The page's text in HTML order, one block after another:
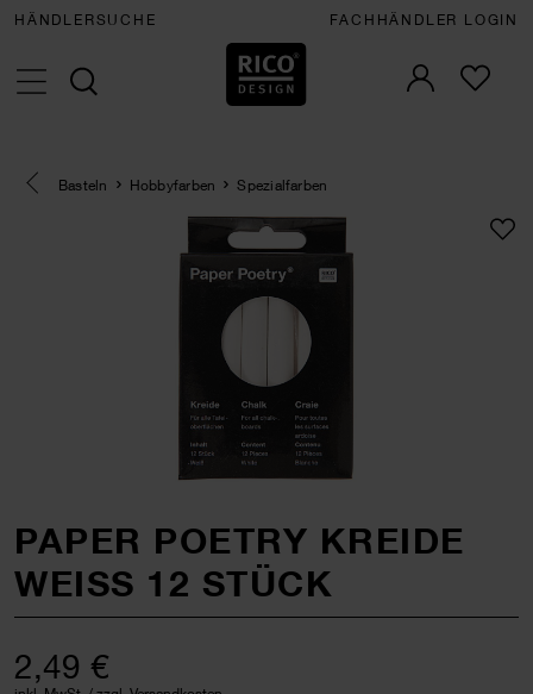
HÄNDLERSUCHE FACHHÄNDLER LOGIN
Eine Kategorie zurück navigieren
Basteln Hobbyfarben Spezialfarben
PAPER POETRY KREIDE
WEISS 12 STÜCK
2,49 €